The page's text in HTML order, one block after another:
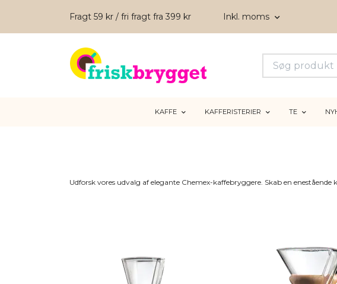
Fragt 59 kr / fri fragt fra 399 kr Inkl. moms
KAFFE KAFFERISTERIER TE
Udforsk vores udvalg af elegante Chemex-kaffebryggere. Skab en